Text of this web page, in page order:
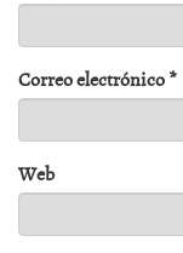
Correo electrónico*
Web